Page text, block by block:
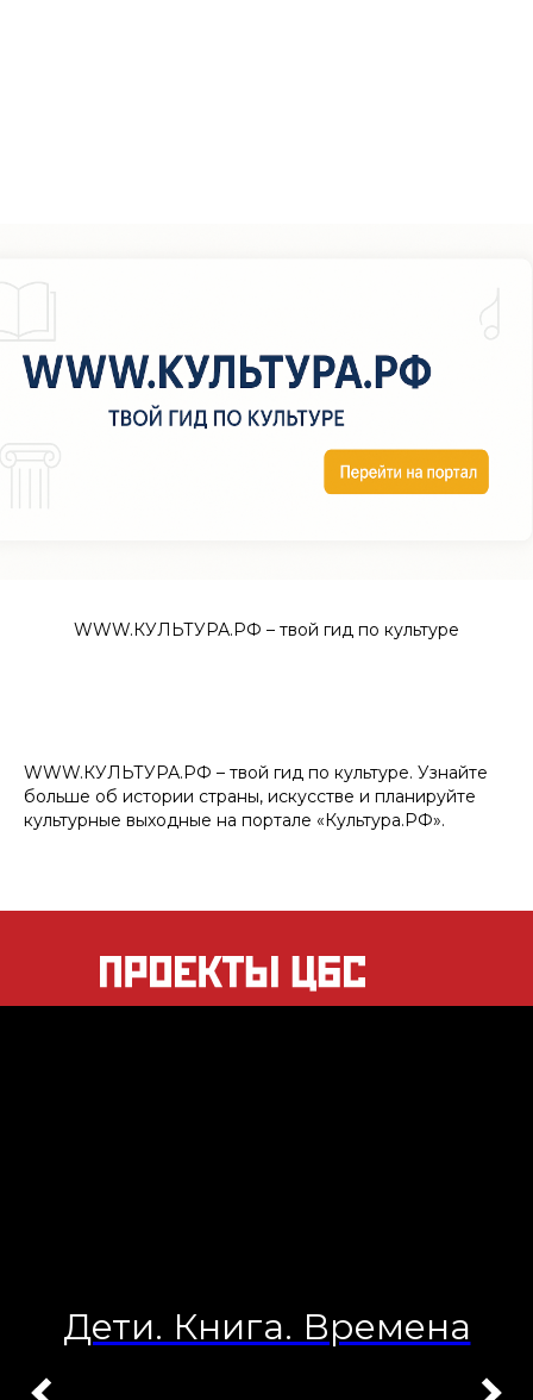
WWW.КУЛЬТУРА.РФ – твой гид по культуре
WWW.КУЛЬТУРА.РФ – твой гид по культуре. Узнайте
больше об истории страны, искусстве и планируйте
культурные выходные на портале «Культура.РФ».
Дети. Книга. Времена